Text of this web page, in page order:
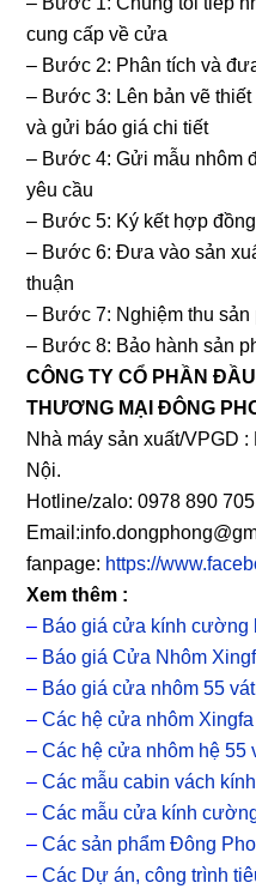
cung cấp về cửa
– Bước 2: Phân tích và
– Bước 3: Lên bản vẽ
và gửi báo giá chi tiết
– Bước 4: Gửi mẫu nhôm
yêu cầu
– Bước 5: Ký kết hợp
– Bước 6: Đưa vào sản
thuận
– Bước 7: Nghiệm thu
– Bước 8: Bảo hành sản
CÔNG TY CỔ PHẦN
THƯƠNG MẠI ĐÔNG
Nhà máy sản xuất/VPGD
Nội.
Hotline/zalo: 0978 890
fanpage: https://
Xem thêm :
– Báo giá cửa kính cường
– Báo giá Cửa Nhôm
– Báo giá cửa nhôm 55
–Các hệ cửa nhôm
–Các hệ cửa nhôm hệ 55
–Các mẫu cabin vách
–Các mẫu cửa kính
–Các sản phẩm Đông
–Các Dự án, công trình